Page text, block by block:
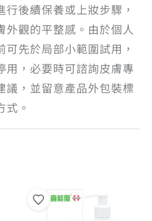
後續保養或上妝步驟，
外觀的平整感。由於個人
先於局部小範圍試用，
用，必要時可諮詢皮膚專
議，並留意產品外包裝標
式。